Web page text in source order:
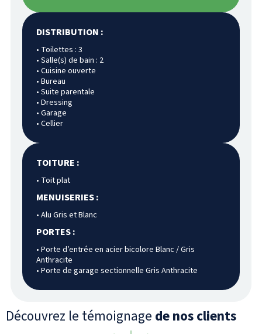
DISTRIBUTION :
• Toilettes : 3
• Salle(s) de bain : 2
• Cuisine ouverte
• Bureau
• Suite parentale
• Dressing
• Garage
• Cellier
TOITURE :
• Toit plat
MENUISERIES :
• Alu Gris et Blanc
PORTES :
• Porte d’entrée en acier bicolore Blanc / Gris
Anthracite
• Porte de garage sectionnelle Gris Anthracite
Découvrez le témoignage de nos clients